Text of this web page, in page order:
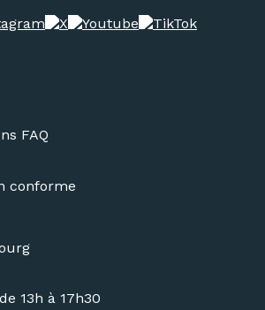
FAQ
conforme
13h à 17h30